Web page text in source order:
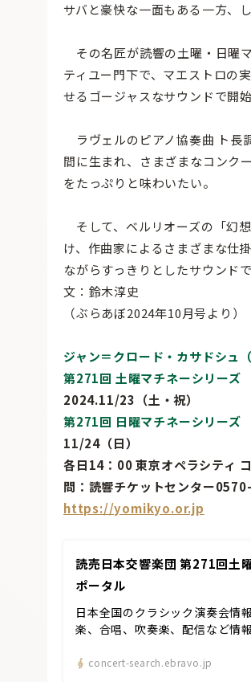
サバと豪快な一面もある一方、
その名匠が読響の土曜・日曜
ティユー門下で、マエストロの
せるゴージャスなサウンドで開
ラヴェルのピアノ協奏曲 ト長
間に生まれ、さまざまなコンク
をたっぷりと味わいたい。
そして、ベルリオーズの「幻
け、作曲家によるさまざまな仕
ながらすっきりとしたサウンド
文：鈴木淳史
（ぶらあぼ2024年10月号より）
ジャン＝クロード・カサドシュ
第271回 土曜マチネーシリーズ
2024.11/23（土・祝）
第271回 日曜マチネーシリーズ
11/24（日）
各日14：00 東京オペラシティ
問：読響チケットセンター
https://yomikyo.or.jp
読売日本交響楽団 第271回土
ポータル
日本全国のクラシック演奏会情
楽、合唱、吹奏楽、配信など情
concert-search.ebravo.jp